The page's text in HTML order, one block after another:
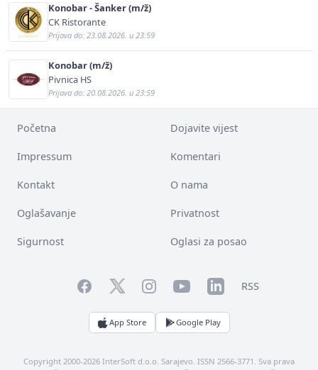
Konobar - Šanker (m/ž)
CK Ristorante
Prijava do: 23.08.2026. u 23:59
Konobar (m/ž)
Pivnica HS
Prijava do: 20.08.2026. u 23:59
Početna Dojavite vijest
Impressum Komentari
Kontakt O nama
Oglašavanje Privatnost
Sigurnost Oglasi za posao
FacebookTwitterInstagramYouTubeLinkedInRSS
App Store Google Play
Copyright 2000-2026 InterSoft d.o.o. Sarajevo. ISSN 2566-3771. Sva prava